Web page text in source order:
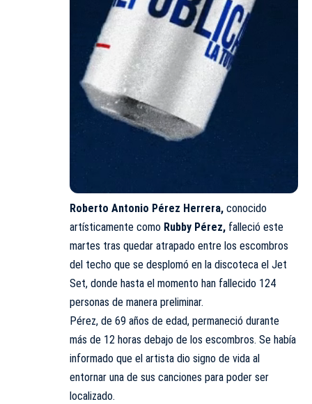
Roberto Antonio Pérez Herrera, conocido
artísticamente como Rubby Pérez, falleció este
martes tras quedar atrapado entre los escombros
del techo que se desplomó en la discoteca el Jet
Set, donde hasta el momento han fallecido 124
personas de manera preliminar.
Pérez, de 69 años de edad, permaneció durante
más de 12 horas debajo de los escombros. Se había
informado que el artista dio signo de vida al
entornar una de sus canciones para poder ser
localizado.